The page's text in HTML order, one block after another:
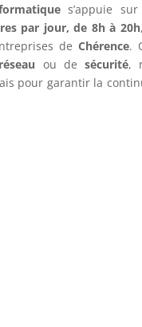
s’appuie
par jour, de 8h à 20h
deChérence.
réseau ou desécurité,
pour garantir la